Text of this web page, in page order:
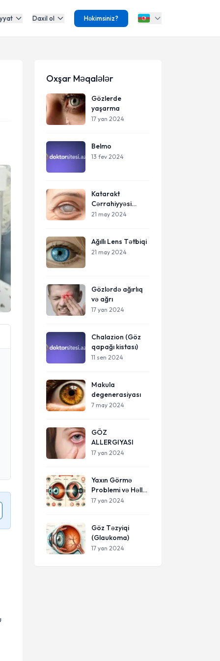
Daxil ol Həkimsiniz?
Oxşar Məqalələr
Gözlerde
yaşarma
17 yan 2024
Belmo
13 fev 2024
Katarakt
Cərrahiyyəsi
haqqında
21 may 2024
Ağıllı Lens Tətbiqi
21 may 2024
Gözlərdə ağırlıq
və ağrı
17 yan 2024
Chalazion (Göz
qapağı kistası)
11 sen 2024
Makula
degenerasiyası
7 may 2024
GÖZ
ALLERGIYASI
17 yan 2024
Yaxın Görmə
Problemi və Həll
Yolları
17 yan 2024
Göz Təzyiqi
(Glaukoma)
17 yan 2024